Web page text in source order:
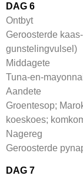
DAG 6
Ontbyt
Geroosterde
gunstelingvulsel)
Middagete
Tuna-en-
Aandete
Groentesop;
koeskoes;
Nagereg
Geroosterde
DAG 7